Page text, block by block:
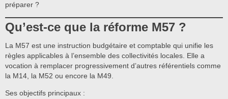
préparer ?
Qu’est-ce que la réforme M57 ?
La M57 est une instruction budgétaire et comptable qui unifie les
règles applicables à l’ensemble des collectivités locales. Elle a
vocation à remplacer progressivement d’autres référentiels comme
la M14, la M52 ou encore la M49.
Ses objectifs principaux :